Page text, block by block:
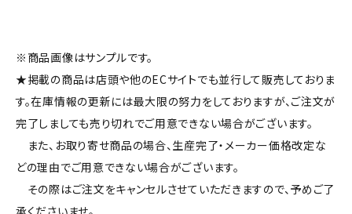
※商品画像はサンプルです。
★掲載の商品は店頭や他のECサイトでも並行して販売しておりま
す。在庫情報の更新には最大限の努力をしておりますが、ご注文が
完了しましても売り切れでご用意できない場合がございます。
また、お取り寄せ商品の場合、生産完了・メーカー価格改定な
どの理由でご用意できない場合がございます。
その際はご注文をキャンセルさせていただきますので、予めご了
承くださいませ。